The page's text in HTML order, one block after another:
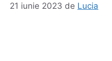
21 iunie 2023 de Lucia